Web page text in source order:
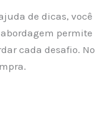
de dicas,
cada desafio.